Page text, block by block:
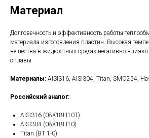
Материал
Долговечность и эффективность работы
материала изготовления пластин. Высокая
вещества в жидкостных средах негативно
сплавы.
Материалы: AISI316, AISI304, Titan, SMO254,
Российский аналог:
AISI316 (08Х18Н10Т)
AISI304 (08Х18Н10)
Titan (ВТ 1-0)